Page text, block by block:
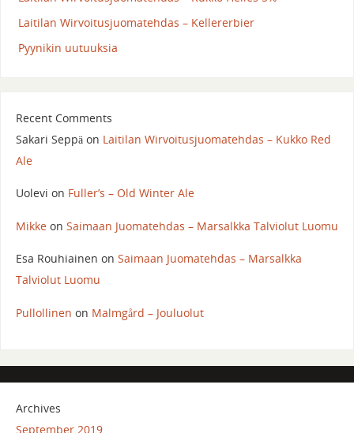
Laitilan Wirvoitusjuomatehdas – Kellererbier
Pyynikin uutuuksia
Recent Comments
Sakari Seppäon Laitilan Wirvoitusjuomatehdas – Kukko Red
Ale
Uolevi on Fuller’s – Old Winter Ale
Mikkeon Saimaan Juomatehdas – Marsalkka Talviolut Luomu
Esa Rouhiainen on Saimaan Juomatehdas – Marsalkka
Talviolut Luomu
Pullollinen on Malmgård – Jouluolut
Archives
September 2019